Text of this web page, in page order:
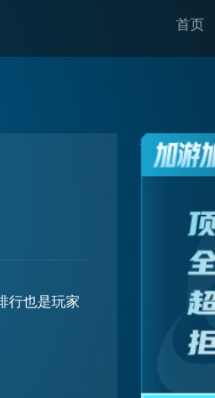
首页
行也是玩家